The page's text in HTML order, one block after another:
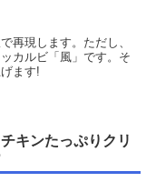
再現します。ただし、
カルビ「風」です。そ
ます!
キンたっぷりクリ